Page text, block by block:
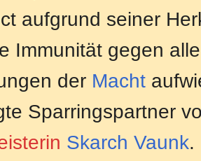
aufgrund seiner
Immunität gegen
der Macht
Sparringspartner
Skarch Vaunk.